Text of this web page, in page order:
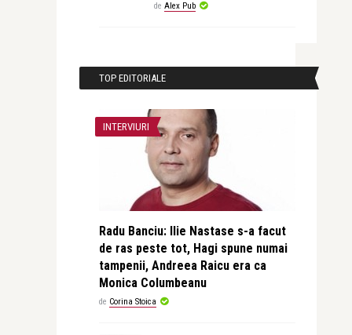
de Alex Pub
TOP EDITORIALE
INTERVIURI
Radu Banciu: Ilie Nastase s-a facut
de ras peste tot, Hagi spune numai
tampenii, Andreea Raicu era ca
Monica Columbeanu
de Corina Stoica